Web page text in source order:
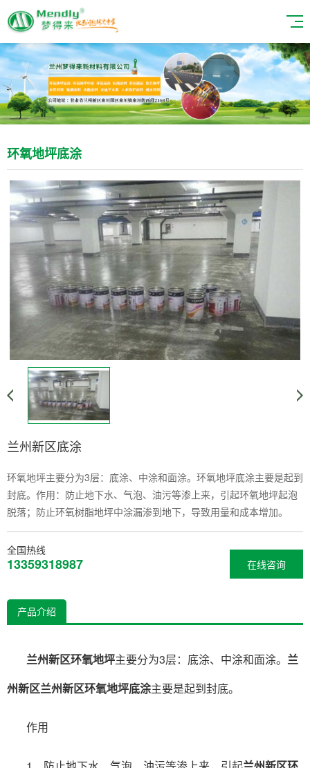
环氧地坪底涂
兰州新区底涂
环氧地坪主要分为3层：底涂、中涂和面涂。环氧地坪底涂主要是起到
封底。作用：防止地下水、气泡、油污等渗上来，引起环氧地坪起泡
脱落；防止环氧树脂地坪中涂漏渗到地下，导致用量和成本增加。
在线咨询
全国热线
13359318987
产品介绍
兰州新区环氧地坪主要分为3层：底涂、中涂和面涂。 兰
州新区兰州新区环氧地坪底涂主要是起到封底。
作用